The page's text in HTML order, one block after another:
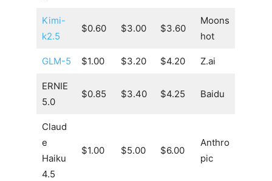
Kimi-
k2.5
$0.60 $3.00 $3.60
Moons
hot
GLM-5 $1.00 $3.20 $4.20 Z.ai
ERNIE
5.0
$0.85 $3.40 $4.25 Baidu
Claud
e
Haiku
4.5
$1.00 $5.00 $6.00
Anthro
pic